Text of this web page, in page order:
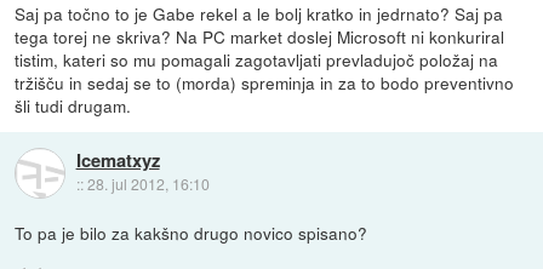
Saj pa točno to je Gabe rekel a le bolj kratko in jedrnato? Saj pa
tega torej ne skriva? Na PC market doslej Microsoft ni konkuriral
tistim, kateri so mu pomagali zagotavljati prevladujoč položaj na
tržišču in sedaj se to (morda) spreminja in za to bodo preventivno
šli tudi drugam.
Icematxyz
::28. jul 2012, 16:10
To pa je bilo za kakšno drugo novico spisano?